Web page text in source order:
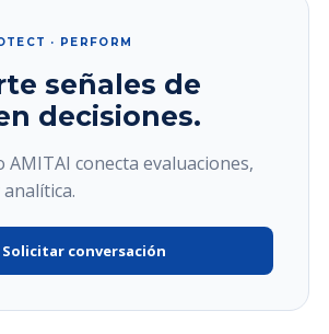
· PERFORM
señales de
decisiones.
AMITAI conecta evaluaciones,
Solicitar conversación